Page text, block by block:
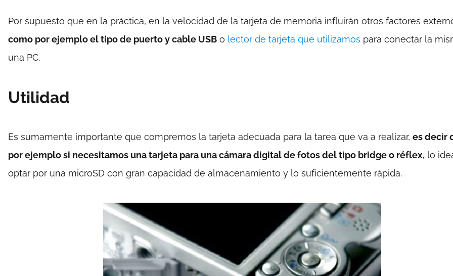
Por supuesto que en la práctica, en la velocidad de la tarjeta de memoria influirán otros factores
como por ejemplo el tipo de puerto y cable USB o lector de tarjeta que utilizamos para conectar la
una PC.
Utilidad
Es sumamente importante que compremos la tarjeta adecuada para la tarea que va a realizar, es decir
por ejemplo si necesitamos una tarjeta para una cámara digital de fotos del tipo bridge o réflex, lo
optar por una microSD con gran capacidad de almacenamiento y lo suficientemente rápida.